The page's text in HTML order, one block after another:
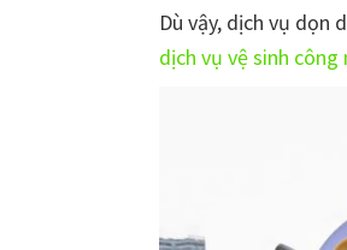
Dù vậy, dịch vụ dọn
dịch vụ vệ sinh